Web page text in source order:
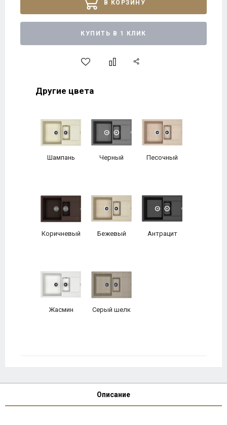
В КОРЗИНУ
КУПИТЬ В 1 КЛИК
Другие цвета
Шампань Черный Песочный
Коричневый Бежевый Антрацит
Жасмин Серый шелк
Описание